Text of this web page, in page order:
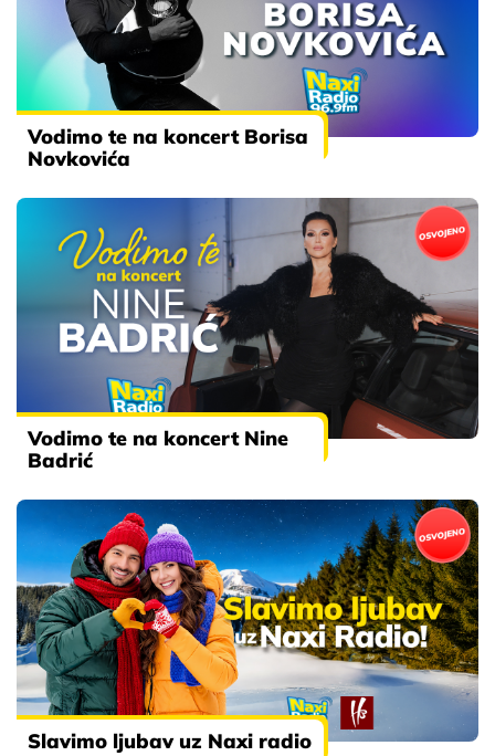
Vodimo te na koncert Borisa
Novkovića
Vodimo te na koncert Nine
Badrić
Slavimo ljubav uz Naxi radio